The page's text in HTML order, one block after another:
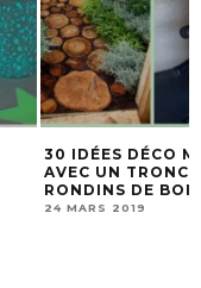
30 IDÉES DÉCO
AVEC UN TRONC
RONDINS DE
24 MARS 2019